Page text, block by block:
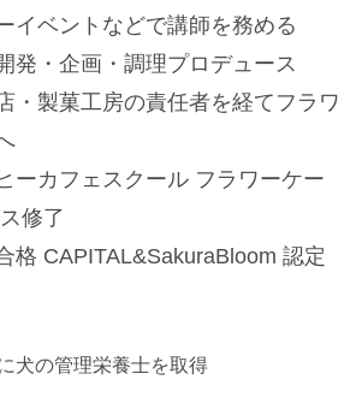
イベントなどで講師を務める
発・企画・調理プロデュース
・製菓工房の責任者を経てフラワ
ーカフェスクール フラワーケー
ス修了
格 CAPITAL&SakuraBloom 認定
犬の管理栄養士を取得